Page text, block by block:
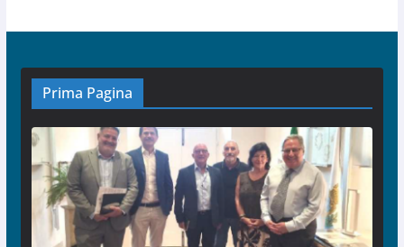
Prima Pagina